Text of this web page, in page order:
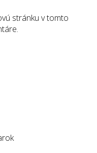
stránku v tomto